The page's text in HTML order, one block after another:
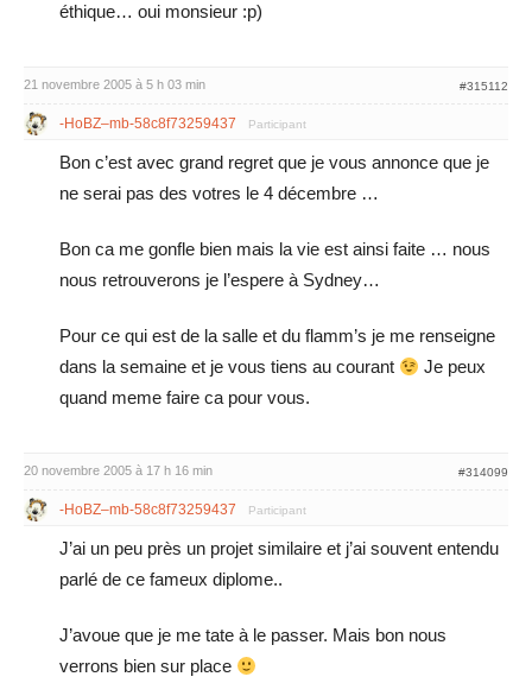
éthique… oui monsieur :p)
21 novembre 2005 à 5 h 03 min #315112
-HoBZ–mb-58c8f73259437 Participant
Bon c’est avec grand regret que je vous annonce que je
ne serai pas des votres le 4 décembre …
Bon ca me gonfle bien mais la vie est ainsi faite … nous
nous retrouverons je l’espere à Sydney…
Pour ce qui est de la salle et du flamm’s je me renseigne
dans la semaine et je vous tiens au courant
Je peux
quand meme faire ca pour vous.
20 novembre 2005 à 17 h 16 min #314099
-HoBZ–mb-58c8f73259437 Participant
J’ai un peu près un projet similaire et j’ai souvent entendu
parlé de ce fameux diplome..
J’avoue que je me tate à le passer. Mais bon nous
verrons bien sur place